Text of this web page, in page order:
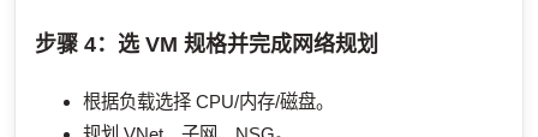
步骤 4：选 VM 规格并完成网络规划
根据负载选择 CPU/内存/磁盘。